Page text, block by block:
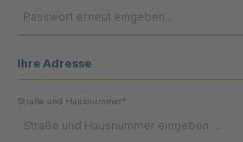
Ihre Adresse
Straße und Hausnummer*